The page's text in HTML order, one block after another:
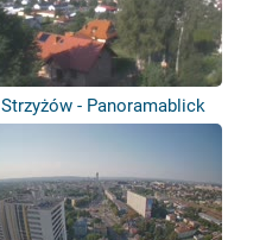
Strzyżów - Panoramablick